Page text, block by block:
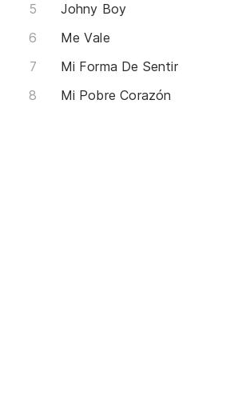
Johny Boy
Me Vale
Mi Forma De Sentir
Mi Pobre Corazón